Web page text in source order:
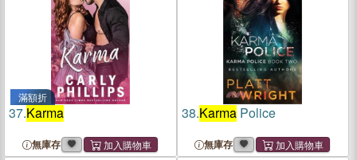
滿額折
37.Karma
無庫存
38.KarmaPolice
無庫存